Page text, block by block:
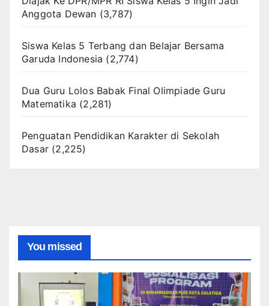
Anggota Dewan (3,787)
Siswa Kelas 5 Terbang dan Belajar Bersama
Garuda Indonesia (2,774)
Dua Guru Lolos Babak Final Olimpiade Guru
Matematika (2,281)
Penguatan Pendidikan Karakter di Sekolah
Dasar (2,225)
You missed